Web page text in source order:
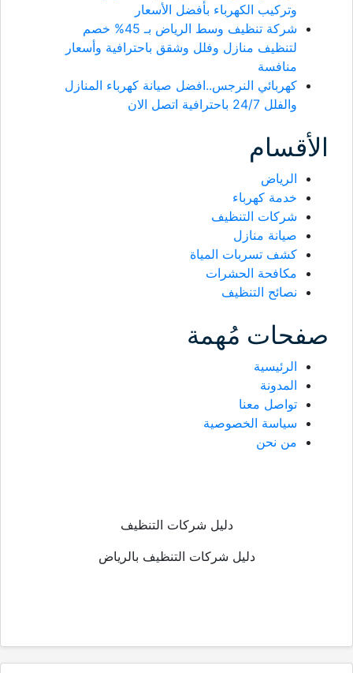
وتركيب الكهرباء بأفضل الأسعار
شركة تنظيف وسط الرياض بـ 45% خصم
لتنظيف منازل وفلل وشقق باحترافية وأسعار
منافسة
كهربائي النرجس..افضل صيانة كهرباء المنازل
والفلل 24/7 باحترافية اتصل الان
الأقسام
الرياض
خدمة كهرباء
شركات التنظيف
صيانة منازل
كشف تسربات المياة
مكافحة الحشرات
نصائح التنظيف
صفحات مُهمة
الرئيسية
المدونة
تواصل معنا
سياسة الخصوصية
من نحن
دليل شركات التنظيف
دليل شركات التنظيف بالرياض